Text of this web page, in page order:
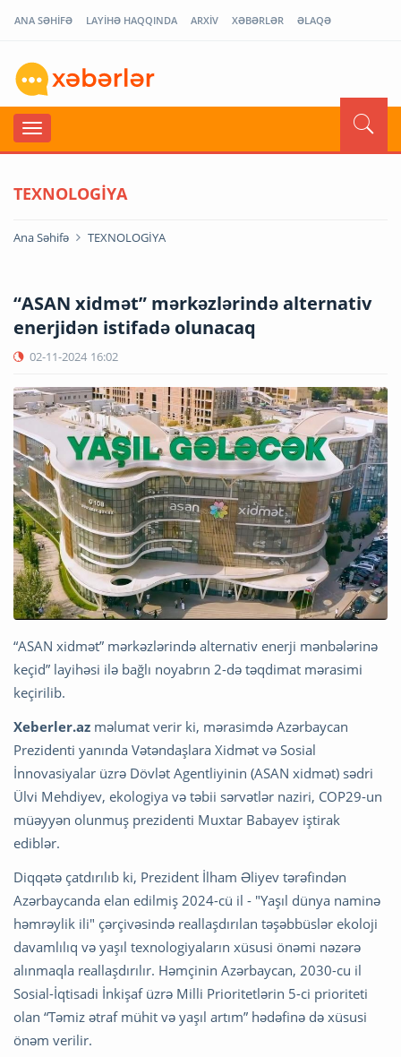
ANA SƏHİFƏ LAYİHƏ HAQQINDA ARXİV XƏBƏRLƏR ƏLAQƏ
TEXNOLOGİYA
Ana Səhifə TEXNOLOGİYA
“ASAN xidmət” mərkəzlərində alternativ
enerjidən istifadə olunacaq
02-11-2024 16:02
“ASAN xidmət” mərkəzlərində alternativ enerji mənbələrinə
keçid” layihəsi ilə bağlı noyabrın 2-də təqdimat mərasimi
keçirilib.
Xeberler.az məlumat verir ki, mərasimdə Azərbaycan
Prezidenti yanında Vətəndaşlara Xidmət və Sosial
İnnovasiyalar üzrə Dövlət Agentliyinin (ASAN xidmət) sədri
Ülvi Mehdiyev, ekologiya və təbii sərvətlər naziri, COP29-un
müəyyən olunmuş prezidenti Muxtar Babayev iştirak
ediblər.
Diqqətə çatdırılıb ki, Prezident İlham Əliyev tərəfindən
Azərbaycanda elan edilmiş 2024-cü il - "Yaşıl dünya naminə
həmrəylik ili" çərçivəsində reallaşdırılan təşəbbüslər ekoloji
davamlılıq və yaşıl texnologiyaların xüsusi önəmi nəzərə
alınmaqla reallaşdırılır. Həmçinin Azərbaycan, 2030-cu il
Sosial-İqtisadi İnkişaf üzrə Milli Prioritetlərin 5-ci prioriteti
olan “Təmiz ətraf mühit və yaşıl artım” hədəfinə də xüsusi
önəm verilir.